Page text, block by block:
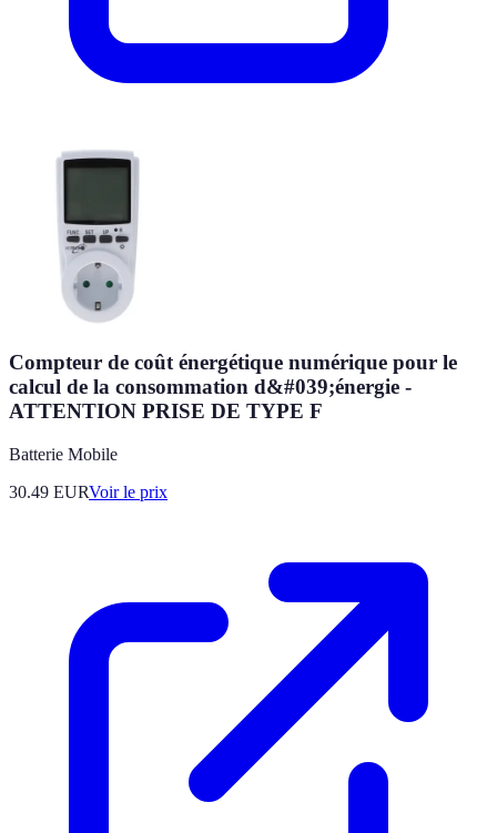
Compteur de coût énergétique numérique pour le
calcul de la consommation d&#039;énergie -
ATTENTION PRISE DE TYPE F
Batterie Mobile
30.49 EURVoir le prix